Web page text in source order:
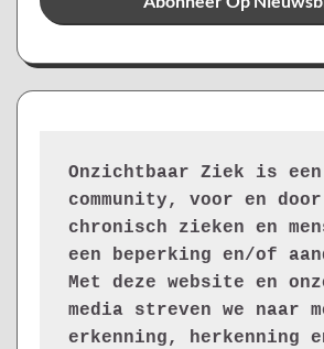
Onzichtbaar Ziek is
community, voor en door
chronisch zieken en
een beperking en/of
Met deze website en
media streven we naar
erkenning, herkenning